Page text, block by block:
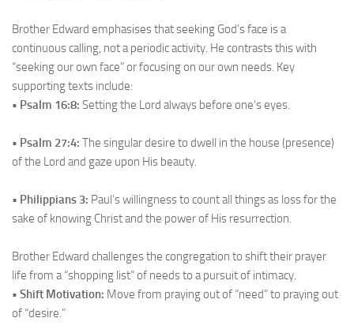
Brother Edward emphasises that seeking God’s face is a
continuous calling, not a periodic activity. He contrasts this with
“seeking our own face” or focusing on our own needs. Key
supporting texts include:
• Psalm 16:8: Setting the Lord always before one’s eyes.
• Psalm 27:4: The singular desire to dwell in the house (presence)
of the Lord and gaze upon His beauty.
• Philippians 3: Paul’s willingness to count all things as loss for the
sake of knowing Christ and the power of His resurrection.
Brother Edward challenges the congregation to shift their prayer
life from a “shopping list” of needs to a pursuit of intimacy.
• Shift Motivation: Move from praying out of “need” to praying out
of “desire.”